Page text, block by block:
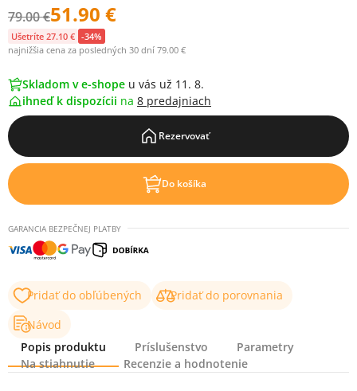
79.00 €51.90 €
Ušetríte 27.10 € -34%
najnižšia cena za posledných 30 dní 79.00 €
Skladom v e-shope u vás už 11. 8.
ihneď k dispozícii na 8 predajniach
Rezervovať
Do košíka
GARANCIA BEZPEČNEJ PLATBY
Pridať do obľúbených
Pridať do porovnania
Návod
Popis produktu
Príslušenstvo
Parametry
Na stiahnutie
Recenzie a hodnotenie